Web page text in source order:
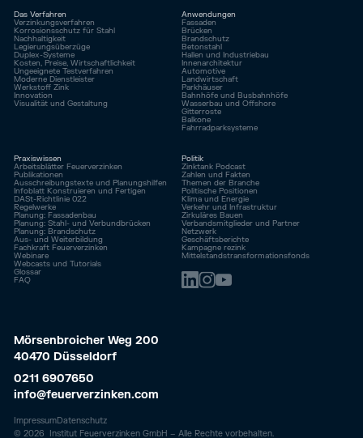
Das Verfahren
Verzinkungsverfahren
Korrosionsschutz für Stahl
Nachhaltigkeit
Legierungsüberzüge
Duplex-Systeme
Kosten, Preise, Wirtschaftlichkeit
Ungeeignete Testverfahren
Moderne Dienstleister
Werkstoff Zink
Innovation
Visualität und Gestaltung
Anwendungen
Fassaden
Brücken
Brandschutz
Betonstahl
Hallen und Industriebau
Innenarchitektur
Automotive
Landwirtschaft
Parkhäuser
Bahnhöfe und Busbahnhöfe
Wasserbau und Offshore
Gitterroste
Balkone
Fahrrad­parksysteme
Praxiswissen
Arbeitsblätter Feuerverzinken
Publikationen
Ausschreibungstexte und Planungshilfen
Infoblatt Konstruieren und Fertigen
DASt-Richtlinie 022
Regelwerke
Planung: Fassadenbau
Planung: Stahl- und Verbundbrücken
Planung: Brandschutz
Aus- und Weiterbildung
Fachkraft Feuerverzinken
Webinare
Webcasts und Tutorials
Glossar
FAQ
Politik
Zinktank Podcast
Zahlen und Fakten
Themen der Branche
Politische Positionen
Klima und Energie
Verkehr und Infrastruktur
Zirkuläres Bauen
Verbandsmitglieder und Partner
Netzwerk
Geschäftsberichte
Kampagne rezink
Mittelstandstransformationsfonds
©2026 Institut Feuerverzinken GmbH – Alle Rechte vorbehalten.
Mörsenbroicher Weg 200
40470 Düsseldorf
0211 6907650
info@feuerverzinken.com
ImpressumDatenschutz